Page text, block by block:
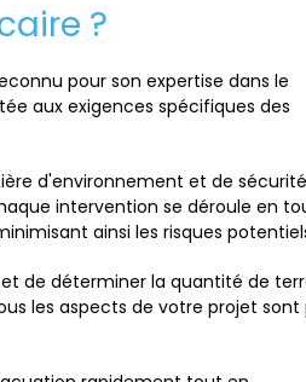
?
pour son expertise dans le
aux exigences spécifiques des
d'environnement et de
intervention se déroule en
ainsi les risques
de déterminer la quantité de
les aspects de votre projet sont